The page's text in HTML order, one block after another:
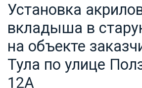
Установка
вкладыша в
на объекте
Тула по улице
12А